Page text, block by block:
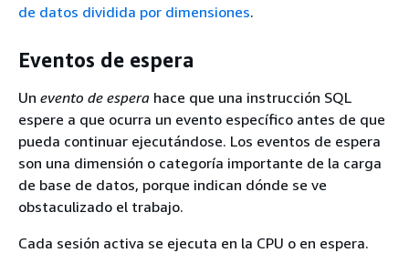
de datos dividida por dimensiones.
Eventos de espera
Un evento de espera hace que una instrucción SQL
espere a que ocurra un evento específico antes de que
pueda continuar ejecutándose. Los eventos de espera
son una dimensión o categoría importante de la carga
de base de datos, porque indican dónde se ve
obstaculizado el trabajo.
Cada sesión activa se ejecuta en la CPU o en espera.